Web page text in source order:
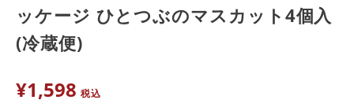
ッケージ ひとつぶのマスカット4個入
(冷蔵便)
¥1,598 税込